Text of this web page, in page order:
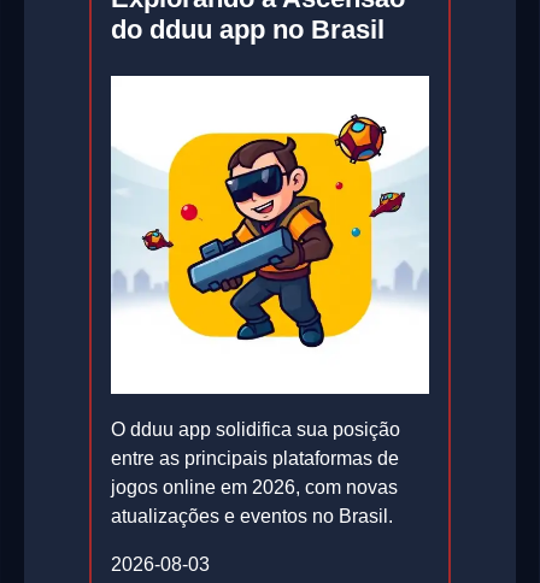
do dduu app no Brasil
O dduu app solidifica sua posição
entre as principais plataformas de
jogos online em 2026, com novas
atualizações e eventos no Brasil.
2026-08-03